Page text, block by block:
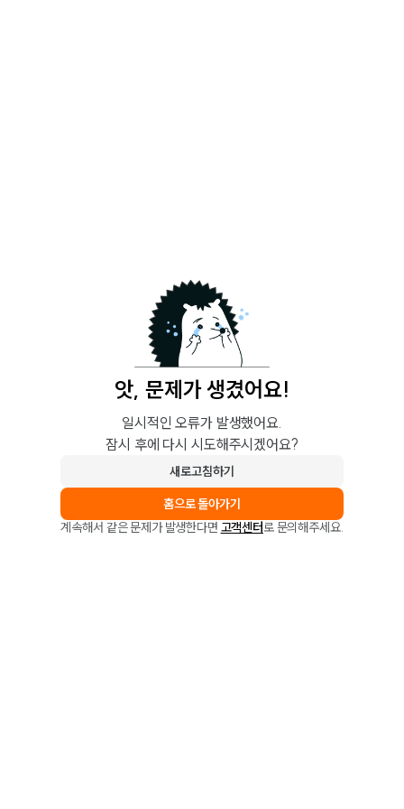
앗, 문제가 생겼어요!
일시적인 오류가 발생했어요.
잠시 후에 다시 시도해주시겠어요?
새로고침하기
홈으로 돌아가기
계속해서 같은 문제가 발생한다면 고객센터로 문의해주세요.